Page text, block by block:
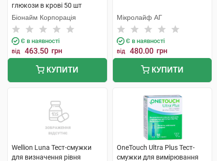
глюкози в крові 50 шт
Біонайм Корпорація
Є в наявності
від 463.50 грн
КУПИТИ
Мікролайф AГ
Є в наявності
від 480.00 грн
КУПИТИ
Wellion Luna Тест-смужки
для визначення рівня
OneTouch Ultra Plus Тест-
смужки для вимірювання